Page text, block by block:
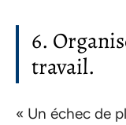
6.
travail.
« Un échec de